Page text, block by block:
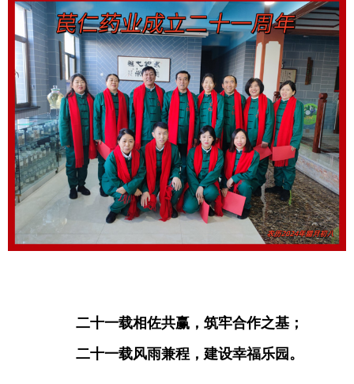
二十一载相佐共赢，筑牢合作之基；
二十一载风雨兼程，建设幸福乐园。